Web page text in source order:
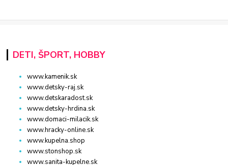
DETI, ŠPORT, HOBBY
www.kamenik.sk
www.detsky-raj.sk
www.detskaradost.sk
www.detsky-hrdina.sk
www.domaci-milacik.sk
www.hracky-online.sk
www.kupelna.shop
www.stonshop.sk
www.sanita-kupelne.sk